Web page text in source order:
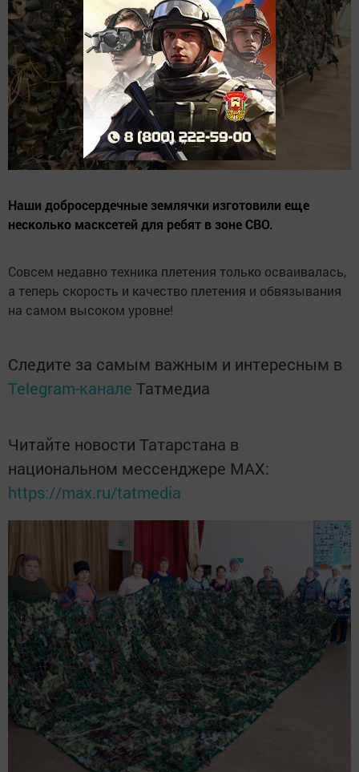
Наши добросердечные землячки изготовили еще
несколько масксетей для ребят в зоне СВО.
Совсем недавно техника плетения только осваивалась,
а теперь скорость и качество плетения и обвязывания
на самом высоком уровне!
Следите за самым важным и интересным в
Telegram-канале Татмедиа
Читайте новости Татарстана в
национальном мессенджере MАХ:
https://max.ru/tatmedia